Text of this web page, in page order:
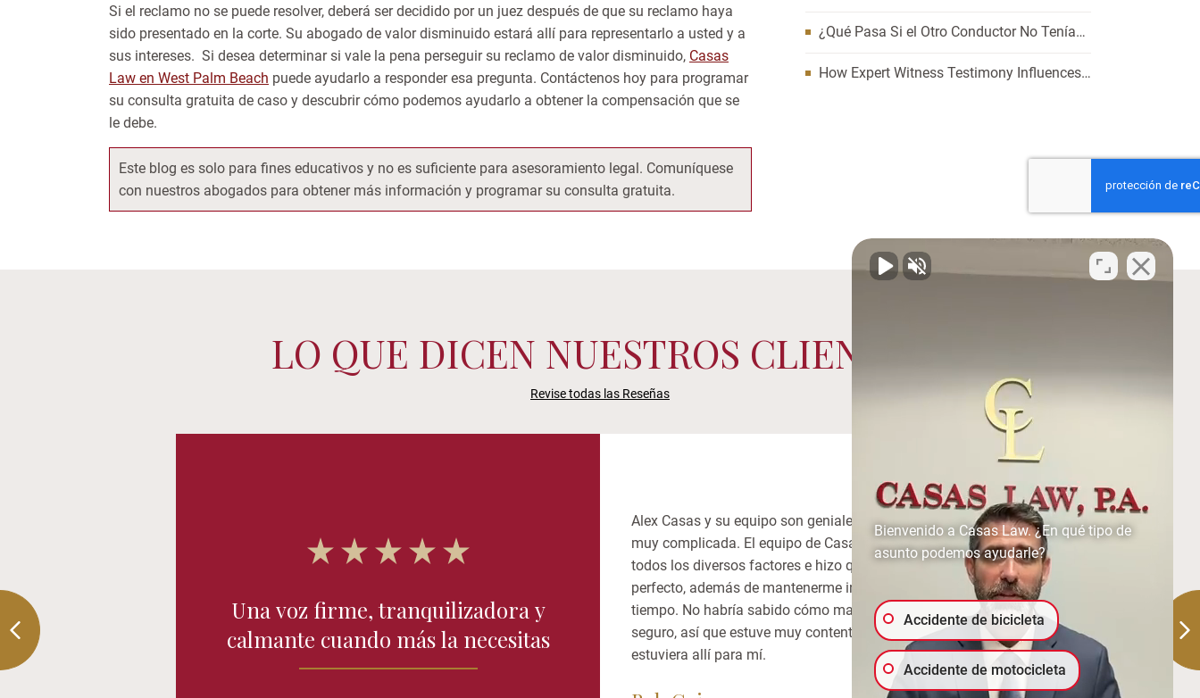
Si el reclamo no se puede resolver, deberá ser decidido por un juez después de que su reclamo haya
sido presentado en la corte. Su abogado de valor disminuido estará allí para representarlo a usted y a
sus intereses. Si desea determinar si vale la pena perseguir su reclamo de valor disminuido, Casas
Law en West Palm Beach puede ayudarlo a responder esa pregunta. Contáctenos hoy para programar
su consulta gratuita de caso y descubrir cómo podemos ayudarlo a obtener la compensación que se
le debe.
Este blog es solo para fines educativos y no es suficiente para asesoramiento legal. Comuníquese
con nuestros abogados para obtener más información y programar su consulta gratuita.
¿Qué Pasa Si el Otro Conductor No Tenía
How Expert Witness Testimony Influences
LO QUE DICEN NUESTROS CLIENTES
Revise todas las Reseñas
Una voz firme, tranquilizadora y
calmante cuando más la necesitas
Alex Casas y su equipo son geniales. ¡Mi situación era
muy complicada. El equipo de Casas Law trabajó con
todos los diversos factores e hizo que todo fuera
perfecto, además de mantenerme informado todo el
tiempo. No habría sabido cómo maniobrar las aguas del
seguro, así que estuve muy contento de que Alex
estuviera allí para mí.
Bienvenido a Casas Law. ¿En qué tipo de
asunto podemos ayudarle?
Accidente de bicicleta
Accidente de motocicleta